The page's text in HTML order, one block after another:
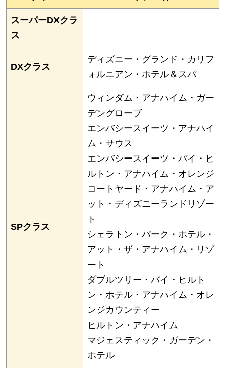
スーパーDXクラ
ス
DXクラス
ディズニー・グランド・カリフ
ォルニアン・ホテル＆スパ
SPクラス
ウィンダム・アナハイム・ガー
デングローブ
エンバシースイーツ・アナハイ
ム・サウス
エンバシースイーツ・バイ・ヒ
ルトン・アナハイム・オレンジ
コートヤード・アナハイム・ア
ット・ディズニーランドリゾー
ト
シェラトン・パーク・ホテル・
アット・ザ・アナハイム・リゾ
ート
ダブルツリー・バイ・ヒルト
ン・ホテル・アナハイム・オレ
ンジカウンティー
ヒルトン・アナハイム
マジェスティック・ガーデン・
ホテル